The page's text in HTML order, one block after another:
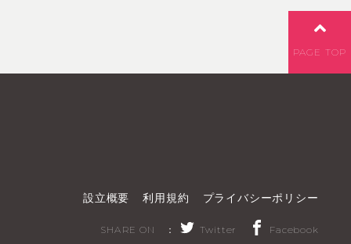
PAGE TOP
設立概要 利用規約 プライバシーポリシー
SHARE ON ： Twitter Facebook